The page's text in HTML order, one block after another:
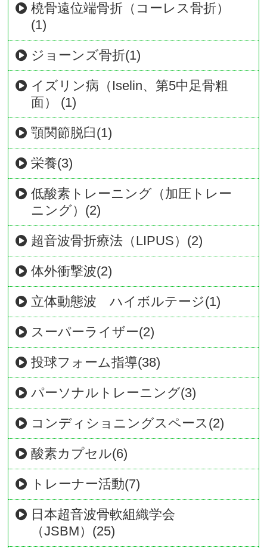
橈骨遠位端骨折（コーレス骨折）
(1)
ジョーンズ骨折(1)
イズリン病（Iselin、第5中足骨粗
面） (1)
顎関節脱臼(1)
栄養(3)
低酸素トレーニング（加圧トレー
ニング）(2)
超音波骨折療法（LIPUS）(2)
体外衝撃波(2)
立体動態波 ハイボルテージ(1)
スーパーライザー(2)
投球フォーム指導(38)
パーソナルトレーニング(3)
コンディショニングスペース(2)
酸素カプセル(6)
トレーナー活動(7)
日本超音波骨軟組織学会
（JSBM）(25)